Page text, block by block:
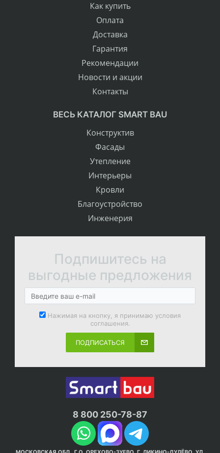
Как купить
Оплата
Доставка
Гарантия
Рекомендации
Новости и акции
Контакты
ВЕСЬ КАТАЛОГ SMART BAU
Конструктив
Фасады
Утепление
Интерьеры
Кровли
Благоустройство
Инженерия
Подпишитесь на
выгодные предложения
Нажимая на кнопку, я принимаю условия
соглашения.
ПОДПИСАТЬСЯ
8 800 250-78-87